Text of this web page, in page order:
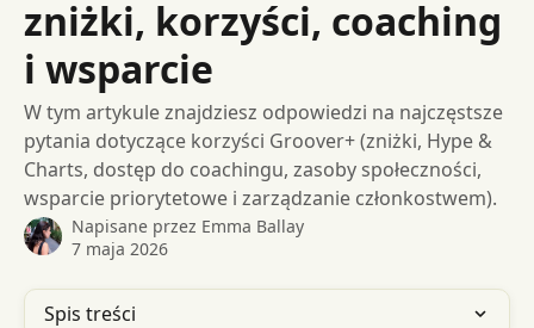
zniżki, korzyści, coaching
i wsparcie
W tym artykule znajdziesz odpowiedzi na najczęstsze
pytania dotyczące korzyści Groover+ (zniżki, Hype &
Charts, dostęp do coachingu, zasoby społeczności,
wsparcie priorytetowe i zarządzanie członkostwem).
Napisane przez Emma Ballay
7 maja 2026
Spis treści